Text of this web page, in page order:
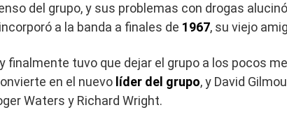
del grupo, y sus problemas con drogas
a la banda a finales de 1967, su viejo
finalmente tuvo que dejar el grupo a los pocos
en el nuevo líder del grupo, y David
Waters y Richard Wright.